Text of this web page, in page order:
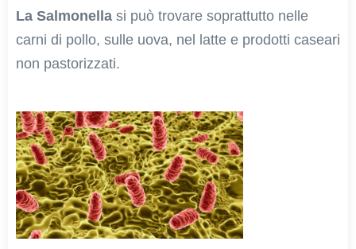
La Salmonella si può trovare soprattutto nelle
carni di pollo, sulle uova, nel latte e prodotti caseari
non pastorizzati.